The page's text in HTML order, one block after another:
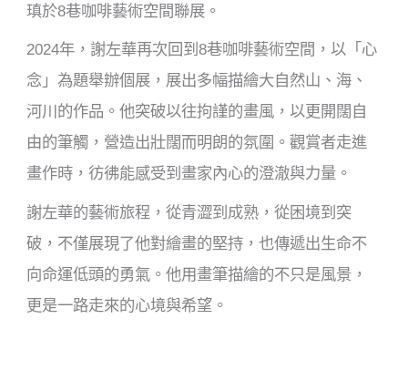
瑱於8巷咖啡藝術空間聯展。
2024年，謝左華再次回到8巷咖啡藝術空間，以「心
念」為題舉辦個展，展出多幅描繪大自然山、海、
河川的作品。他突破以往拘謹的畫風，以更開闊自
由的筆觸，營造出壯闊而明朗的氛圍。觀賞者走進
畫作時，彷彿能感受到畫家內心的澄澈與力量。
謝左華的藝術旅程，從青澀到成熟，從困境到突
破，不僅展現了他對繪畫的堅持，也傳遞出生命不
向命運低頭的勇氣。他用畫筆描繪的不只是風景，
更是一路走來的心境與希望。